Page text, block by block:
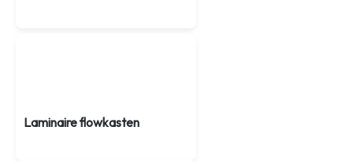
Laminaire flowkasten